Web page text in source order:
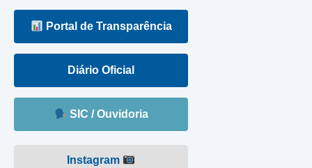
Portal de Transparência
Diário Oficial
SIC / Ouvidoria
Instagram